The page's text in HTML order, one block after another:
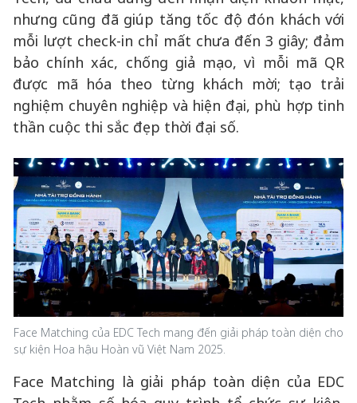
nhưng cũng đã giúp tăng tốc độ đón khách với
mỗi lượt check-in chỉ mất chưa đến 3 giây; đảm
bảo chính xác, chống giả mạo, vì mỗi mã QR
được mã hóa theo từng khách mời; tạo trải
nghiệm chuyên nghiệp và hiện đại, phù hợp tinh
thần cuộc thi sắc đẹp thời đại số.
Face Matching của EDC Tech mang đến giải pháp toàn diện cho
sự kiện Hoa hậu Hoàn vũ Việt Nam 2025.
Face Matching là giải pháp toàn diện của EDC